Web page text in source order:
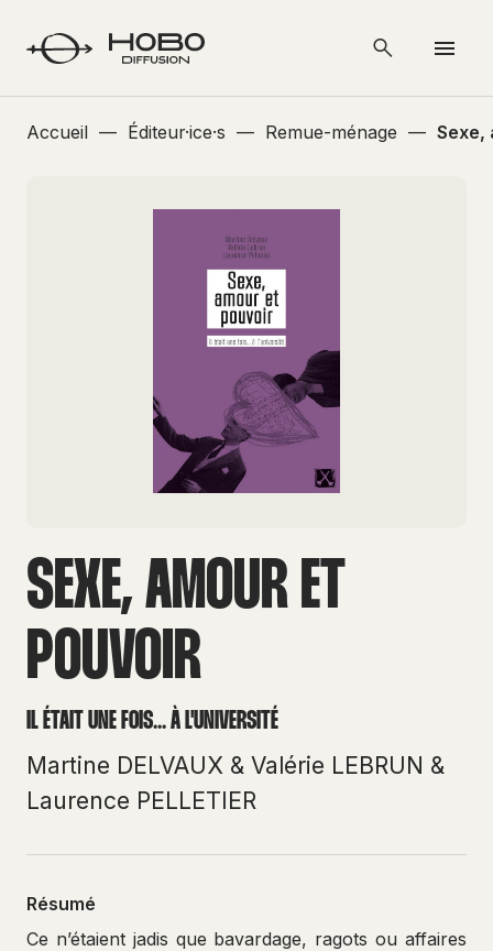
Accueil — Éditeur·ice·s — Remue-ménage — Sexe,
SEXE, AMOUR ET
POUVOIR
IL ÉTAIT UNE FOIS... À L'UNIVERSITÉ
Martine DELVAUX & Valérie LEBRUN &
Laurence PELLETIER
Résumé
Ce n’étaient jadis que bavardage, ragots ou affaires